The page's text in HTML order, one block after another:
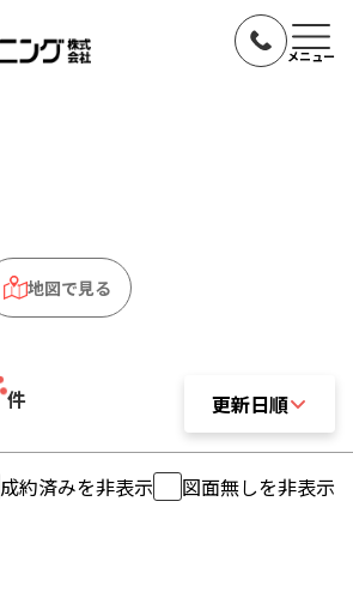
メニュー
地図で見る
件 更新日順
更新日順
成約済みを非表示 図面無しを非表示